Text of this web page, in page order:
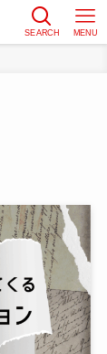
SEARCH MENU